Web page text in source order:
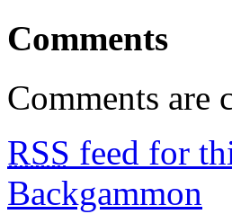
Comments
Comments are
RSS feed for
Backgammon